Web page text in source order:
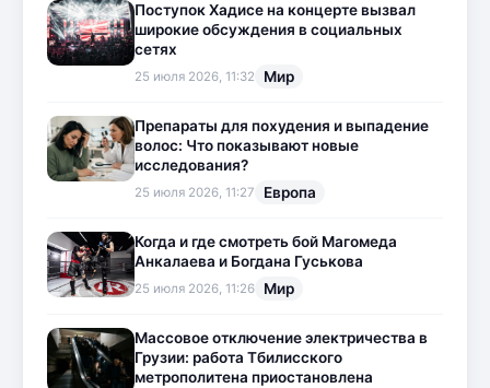
Поступок Хадисе на концерте вызвал
широкие обсуждения в социальных
сетях
25 июля 2026, 11:32 Мир
Препараты для похудения и выпадение
волос: Что показывают новые
исследования?
25 июля 2026, 11:27 Европа
Когда и где смотреть бой Магомеда
Анкалаева и Богдана Гуськова
25 июля 2026, 11:26 Мир
Массовое отключение электричества в
Грузии: работа Тбилисского
метрополитена приостановлена